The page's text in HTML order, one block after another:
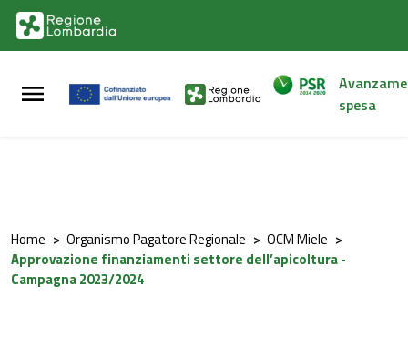
Vai al contenuto principale
Vai al footer
spesa
Home > Organismo Pagatore Regionale > OCM Miele >
Approvazione finanziamenti settore dell’apicoltura -
Campagna 2023/2024